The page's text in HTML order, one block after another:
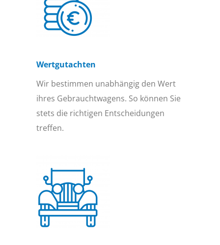
Wertgutachten
Wir bestimmen unabhängig den Wert
ihres Gebrauchtwagens. So können Sie
stets die richtigen Entscheidungen
treffen.